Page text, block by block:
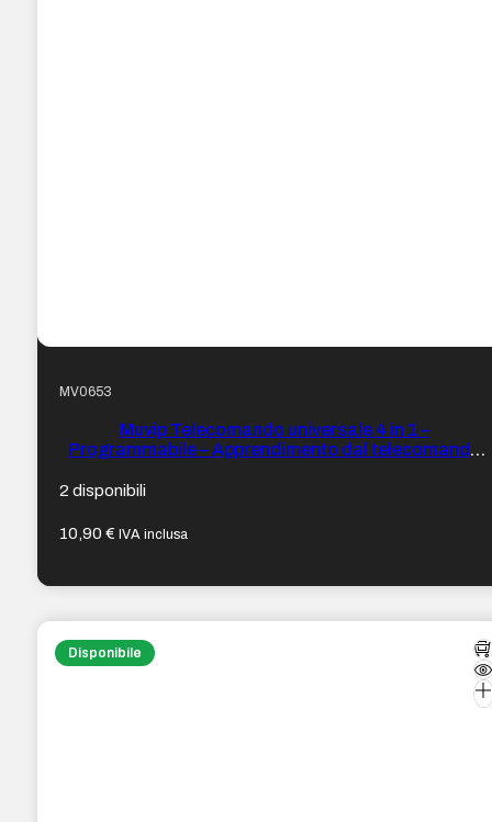
MV0653
Muvip Telecomando universale 4 in 1 –
Programmabile – Apprendimento dal telecomando
2 disponibili
10,90€ IVA inclusa
Disponibile